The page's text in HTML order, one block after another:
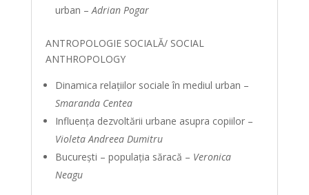
urban –Adrian Pogar
ANTROPOLOGIE SOCIALĂ/ SOCIAL
ANTHROPOLOGY
Dinamica relaţiilor sociale în mediul urban –
Smaranda Centea
Influenţa dezvoltării urbane asupra copiilor –
Violeta Andreea Dumitru
Bucureşti – populaţia săracă – Veronica
Neagu